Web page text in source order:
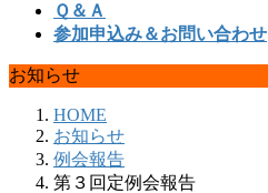
Ｑ＆Ａ
参加申込み＆お問い合わせ
お知らせ
HOME
お知らせ
例会報告
第３回定例会報告